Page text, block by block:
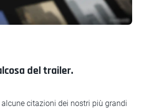
del trailer.
citazioni dei nostri più grandi